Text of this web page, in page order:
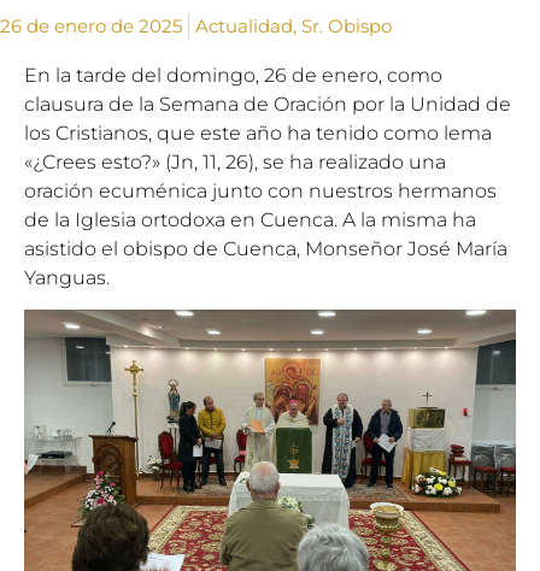
26 de enero de 2025 Actualidad, Sr. Obispo
En la tarde del domingo, 26 de enero, como
clausura de la Semana de Oración por la Unidad de
los Cristianos, que este año ha tenido como lema
«¿Crees esto?» (Jn, 11, 26), se ha realizado una
oración ecuménica junto con nuestros hermanos
de la Iglesia ortodoxa en Cuenca. A la misma ha
asistido el obispo de Cuenca, Monseñor José María
Yanguas.